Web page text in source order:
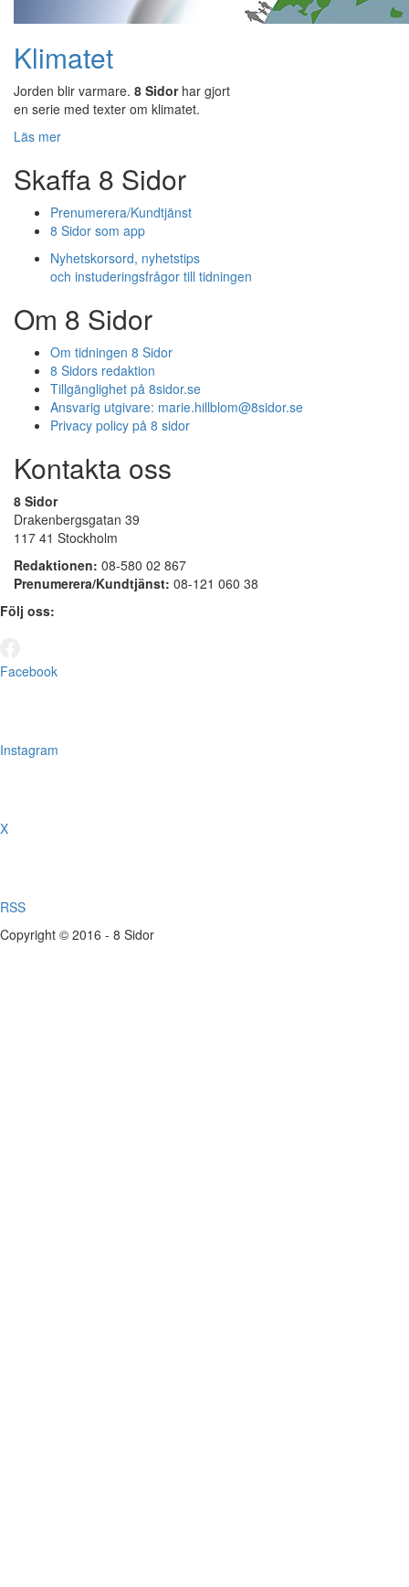
Klimatet
Jorden blir varmare. 8 Sidorhar gjort
en serie med texter om klimatet.
Läs mer
Skaffa 8 Sidor
Prenumerera/Kundtjänst
8 Sidor som app
Nyhetskorsord, nyhetstips
och instuderingsfrågor till tidningen
Om 8 Sidor
Om tidningen 8 Sidor
8 Sidors redaktion
Tillgänglighet på 8sidor.se
Ansvarig utgivare: marie.hillblom@8sidor.se
Privacy policy på 8 sidor
Kontakta oss
8 Sidor
Drakenbergsgatan 39
117 41 Stockholm
Redaktionen: 08-580 02 867
Prenumerera/Kundtjänst: 08-121 060 38
Följ oss:
Facebook
Instagram
X
RSS
Copyright © 2016 - 8 Sidor